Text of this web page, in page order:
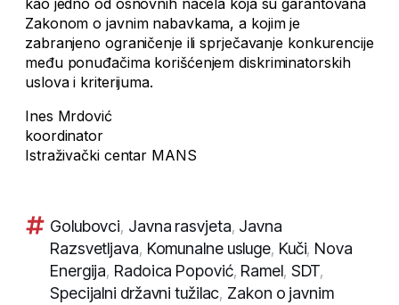
kao jedno od osnovnih načela koja su garantovana
Zakonom o javnim nabavkama, a kojim je
zabranjeno ograničenje ili sprječavanje konkurencije
među ponuđačima korišćenjem diskriminatorskih
uslova i kriterijuma.
Ines Mrdović
koordinator
Istraživački centar MANS
Golubovci, Javna rasvjeta, Javna
Razsvetljava, Komunalne usluge, Kuči, Nova
Energija, Radoica Popović, Ramel, SDT,
Specijalni državni tužilac, Zakon o javnim